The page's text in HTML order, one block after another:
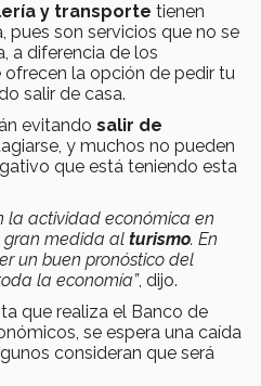
y transporte tienen
pues son servicios que no se
a diferencia de los
la opción de pedir tu
salir de casa.
evitando salir de
y muchos no pueden
que está teniendo esta
la actividad económica en
gran medida al turismo. En
un buen pronóstico del
la economía”, dijo.
que realiza el Banco de
se espera una caída
consideran que será